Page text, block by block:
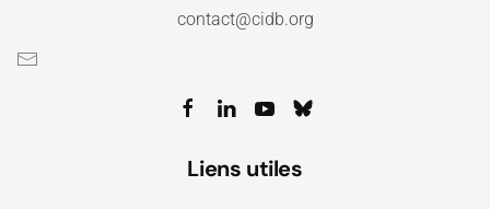
contact@cidb.org
Liens utiles